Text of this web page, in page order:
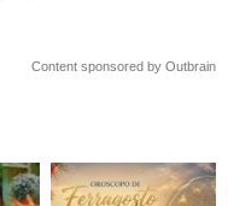
Content sponsored by Outbrain